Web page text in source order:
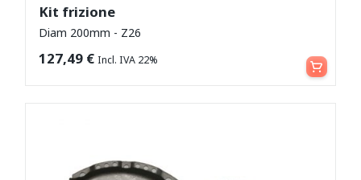
Kit frizione
Diam 200mm - Z26
127,49 € Incl. IVA 22% Leggi tutto